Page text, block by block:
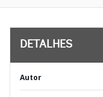
DETALHES
Autor